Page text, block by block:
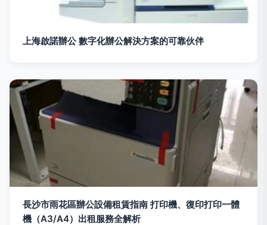
上海啟諾辦公 數字化辦公解決方案的可靠伙伴
長沙市雨花區辦公設備租賃指南 打印機、復印打印一體
機（A3/A4）出租服務全解析